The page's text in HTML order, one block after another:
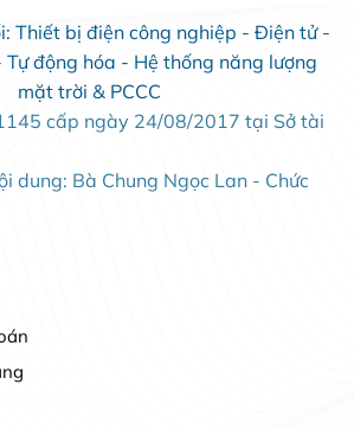
Thiết bị điện công nghiệp - Điện tử -
động hóa - Hệ thống năng lượng
mặt trời & PCCC
cấp ngày 24/08/2017 tại Sở tài
dung: Bà Chung Ngọc Lan - Chức